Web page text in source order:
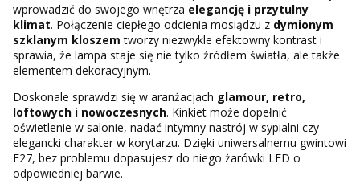
wprowadzić do swojego wnętrza elegancję i przytulny
klimat. Połączenie ciepłego odcienia mosiądzu z dymionym
szklanym kloszem tworzy niezwykle efektowny kontrast i
sprawia, że lampa staje się nie tylko źródłem światła, ale także
elementem dekoracyjnym.
Doskonale sprawdzi się w aranżacjach glamour, retro,
loftowych i nowoczesnych. Kinkiet może dopełnić
oświetlenie w salonie, nadać intymny nastrój w sypialni czy
elegancki charakter w korytarzu. Dzięki uniwersalnemu gwintowi
E27, bez problemu dopasujesz do niego żarówki LED o
odpowiedniej barwie.